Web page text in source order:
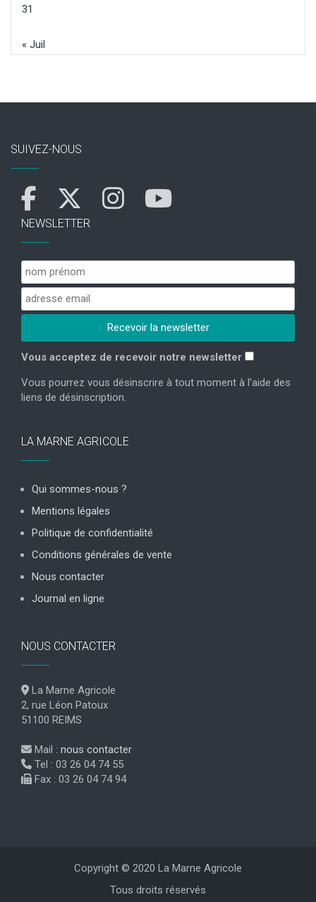
31
« Juil
SUIVEZ-NOUS
NEWSLETTER
Vous acceptez de recevoir notre newsletter
Vous pourrez vous désinscrire à tout moment à l'aide des
liens de désinscription.
LA MARNE AGRICOLE
Qui sommes-nous ?
Mentions légales
Politique de confidentialité
Conditions générales de vente
Nous contacter
Journal en ligne
NOUS CONTACTER
La Marne Agricole
2, rue Léon Patoux
51100 REIMS
Mail : nous contacter
Tel : 03 26 04 74 55
Fax : 03 26 04 74 94
Copyright © 2020 La Marne Agricole
Tous droits réservés